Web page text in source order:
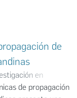
del Perú,
gestión. La
y tendencias de
agendas
y normativos
peruana. Los
de
en
Montaña,2025-
de propagación